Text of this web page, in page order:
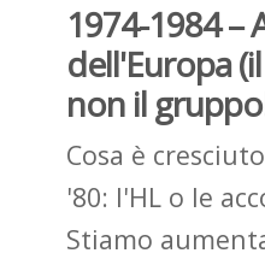
1974-1984 –
dell'Europa
non il
Cosa è
'80: l'HL o le
Stiamo